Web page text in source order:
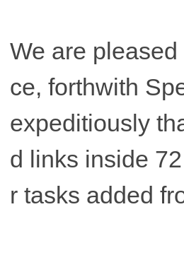
We are
ce, forthwith
expeditiously
d links inside
r tasks added